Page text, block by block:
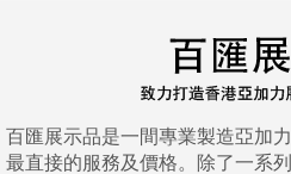
百匯展示品是一間專業製造亞加
最直接的服務及價格。除了一系